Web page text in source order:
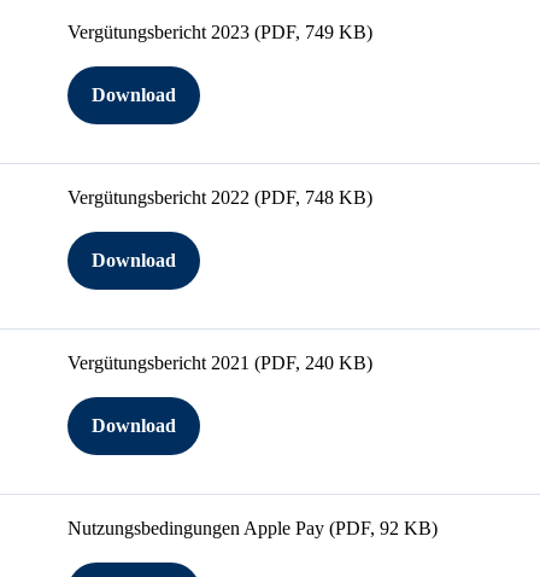
Vergütungsbericht 2023 (PDF, 749 KB)
Download
Vergütungsbericht 2022 (PDF, 748 KB)
Download
Vergütungsbericht 2021 (PDF, 240 KB)
Download
Nutzungsbedingungen Apple Pay (PDF, 92 KB)